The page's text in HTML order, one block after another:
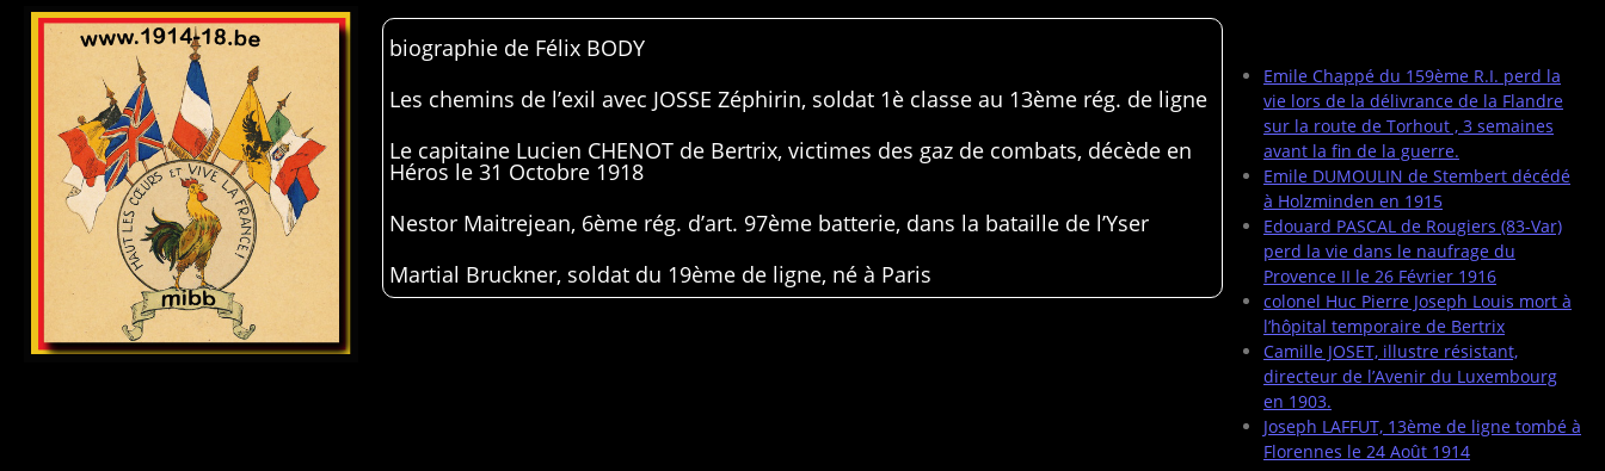
Emile Chappé du 159ème R.I. perd la
vie lors de la délivrance de la Flandre
sur la route de Torhout , 3 semaines
avant la fin de la guerre.
Emile DUMOULIN de Stembert décédé
à Holzminden en 1915
Edouard PASCAL de Rougiers (83-Var)
perd la vie dans le naufrage du
Provence II le 26 Février 1916
colonel Huc Pierre Joseph Louis mort à
l’hôpital temporaire de Bertrix
Camille JOSET, illustre résistant,
directeur de l’Avenir du Luxembourg
en 1903.
Joseph LAFFUT, 13ème de ligne tombé à
Florennes le 24 Août 1914
biographie de Félix BODY
Les chemins de l’exil avec JOSSE Zéphirin, soldat 1è classe au 13ème rég. de ligne
Le capitaine Lucien CHENOT de Bertrix, victimes des gaz de combats, décède en
Héros le 31 Octobre 1918
Nestor Maitrejean, 6ème rég. d’art. 97ème batterie, dans la bataille de l’Yser
Martial Bruckner, soldat du 19ème de ligne, né à Paris